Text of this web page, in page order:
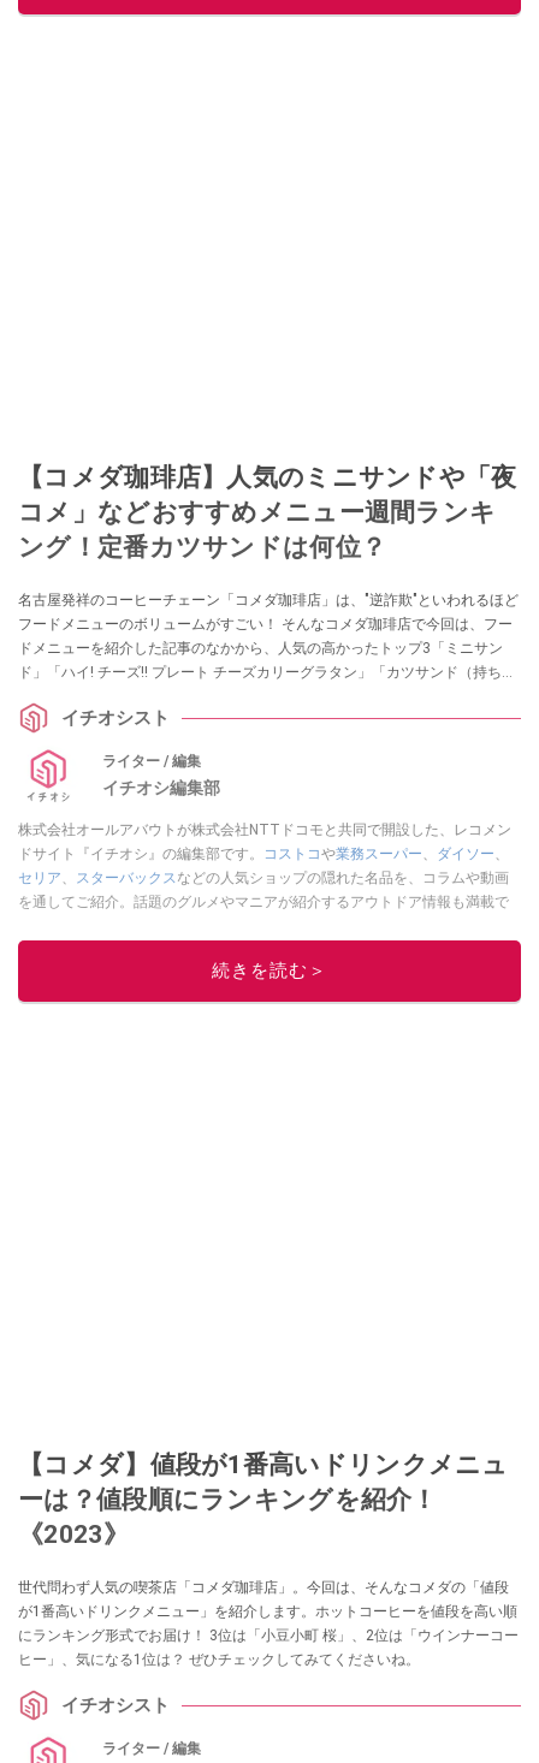
【コメダ珈琲店】人気のミニサンドや「夜
コメ」などおすすめメニュー週間ランキ
ング！定番カツサンドは何位？
名古屋発祥のコーヒーチェーン「コメダ珈琲店」は、"逆詐欺"といわれるほど
フードメニューのボリュームがすごい！ そんなコメダ珈琲店で今回は、フー
ドメニューを紹介した記事のなかから、人気の高かったトップ3「ミニサン
ド」「ハイ! チーズ!! プレート チーズカリーグラタン」「カツサンド（持ち帰
はいかがでしょうか。
イチオシスト
ライター / 編集
イチオシ編集部
株式会社オールアバウトが株式会社NTTドコモと共同で開設した、レコメン
ドサイト『イチオシ』の編集部です。
コストコや業務スーパー、 ダイソー、
セリア、 スターバックスなどの人気ショップの隠れた名品を、コラムや動画
を通してご紹介。話題のグルメやマニアが紹介するアウトドア情報も満載で
レビューしています。毎日トレンド情報をお届けしているので、ぜひ
してください！続きを読む＞
【コメダ】値段が1番高いドリンクメニュ
ーは？値段順にランキングを紹介！
《2023》
世代問わず人気の喫茶店「コメダ珈琲店」。今回は、そんなコメダの「値段
が1番高いドリンクメニュー」を紹介します。ホットコーヒーを値段を高い順
にランキング形式でお届け！ 3位は「小豆小町 桜」、2位は「ウインナーコー
ヒー」、気になる1位は？ ぜひチェックしてみてくださいね。
イチオシスト
ライター / 編集